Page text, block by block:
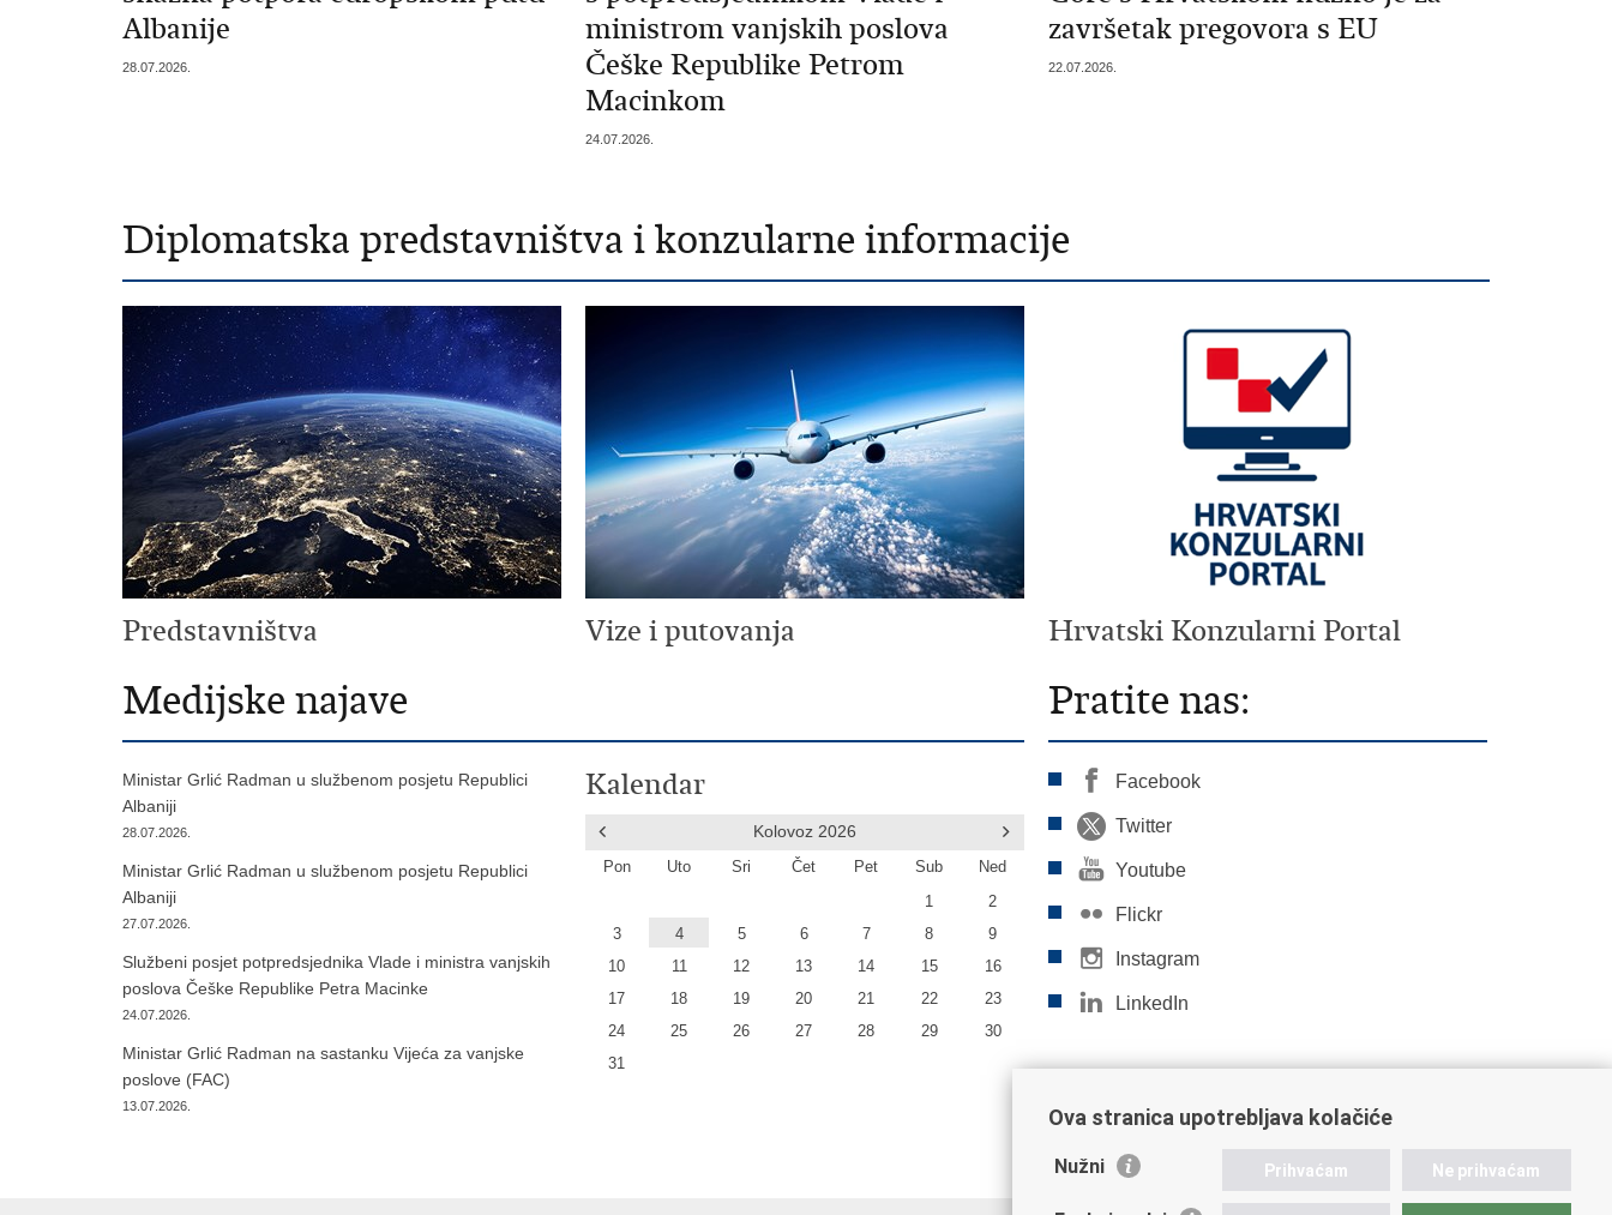
Albanije
28.07.2026.
ministrom vanjskih poslova
Češke Republike Petrom
Macinkom
24.07.2026.
završetak pregovora s EU
22.07.2026.
Diplomatska predstavništva i konzularne informacije
Predstavništva Vize i putovanja Hrvatski Konzularni Portal
Medijske najave
Ministar Grlić Radman u službenom posjetu Republici
Albaniji
28.07.2026.
Ministar Grlić Radman u službenom posjetu Republici
Albaniji
27.07.2026.
Službeni posjet potpredsjednika Vlade i ministra vanjskih
poslova Češke Republike Petra Macinke
24.07.2026.
Ministar Grlić Radman na sastanku Vijeća za vanjske
poslove (FAC)
13.07.2026.
Kalendar
Kolovoz 2026
Pon Uto Sri Čet Pet Sub Ned
1
2
3
4 5 6 7 8
9
10
11 12 13 14 15
16
17
18 19 20 21 22
23
24
25 26 27 28 29
30
31
Pratite nas:
Facebook
Twitter
Youtube
Flickr
Instagram
LinkedIn
Ova stranica upotrebljava kolačiće
Nužni Prihvaćam Ne prihvaćam